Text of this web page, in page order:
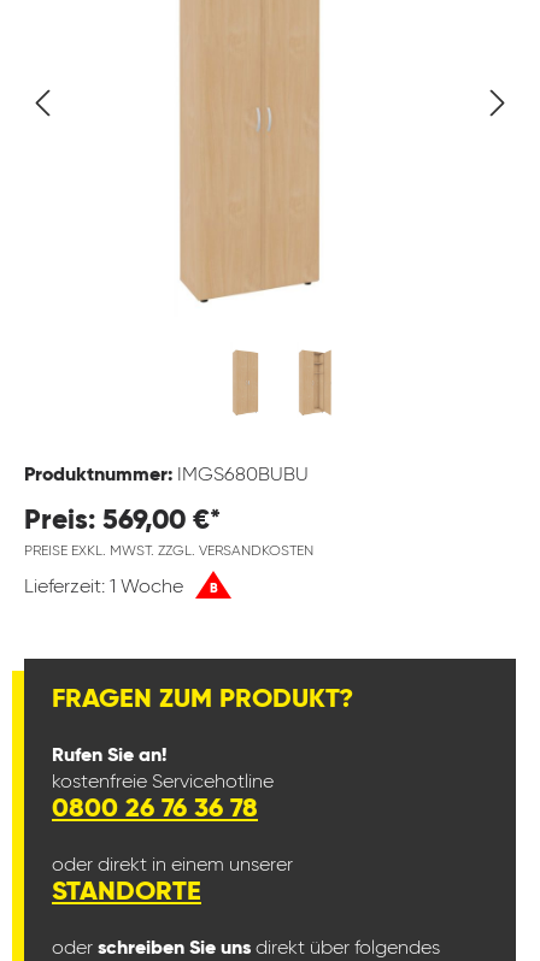
Produktnummer: IMGS680BUBU
Preis: 569,00 €*
PREISE EXKL. MWST. ZZGL. VERSANDKOSTEN
Lieferzeit: 1 Woche B
FRAGEN ZUM PRODUKT?
Rufen Sie an!
kostenfreie Servicehotline
0800 26 76 36 78
oder direkt in einem unserer
STANDORTE
oder schreiben Sie uns direkt über folgendes